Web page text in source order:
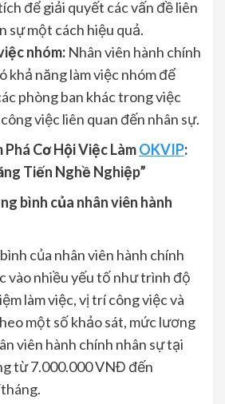
để giải quyết các vấn đề liên
sự một cách hiệu quả.
nhóm: Nhân viên hành chính
khả năng làm việc nhóm để
phòng ban khác trong việc
việc liên quan đến nhân sự.
Phá Cơ Hội Việc LàmOKVIP:
Tiến Nghề Nghiệp”
bình của nhân viên hành
của nhân viên hành chính
vào nhiều yếu tố như trình độ
làm việc, vị trí công việc và
một số khảo sát, mức lương
viên hành chính nhân sự tại
từ 7.000.000 VNĐ đến